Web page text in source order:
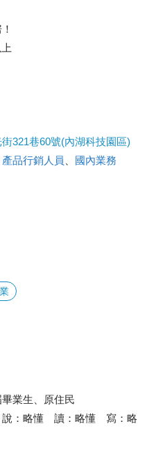
321巷60號(內湖科技園區)
產品行銷人員
國內業務
業生、原住民
：略懂 讀：略懂 寫：略